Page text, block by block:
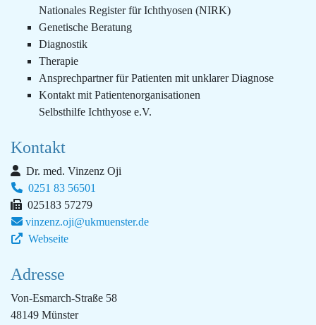
Nationales Register für Ichthyosen (NIRK)
Genetische Beratung
Diagnostik
Therapie
Ansprechpartner für Patienten mit unklarer Diagnose
Kontakt mit Patientenorganisationen
Selbsthilfe Ichthyose e.V.
Kontakt
Dr. med. Vinzenz Oji
0251 83 56501
025183 57279
vinzenz.oji@­ukmuenster.de
Webseite
Adresse
Von-Esmarch-Straße 58
48149 Münster